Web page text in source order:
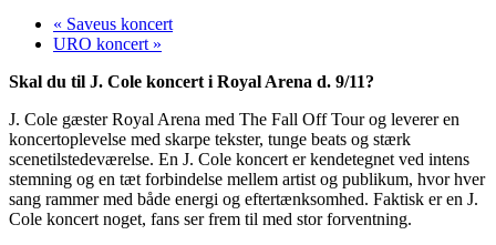
« Saveus koncert
URO koncert »
Skal du til J. Cole koncert i Royal Arena d. 9/11?
J. Cole gæster Royal Arena med The Fall Off Tour og leverer en
koncertoplevelse med skarpe tekster, tunge beats og stærk
scenetilstedeværelse. En J. Cole koncert er kendetegnet ved intens
stemning og en tæt forbindelse mellem artist og publikum, hvor hver
sang rammer med både energi og eftertænksomhed. Faktisk er en J.
Cole koncert noget, fans ser frem til med stor forventning.